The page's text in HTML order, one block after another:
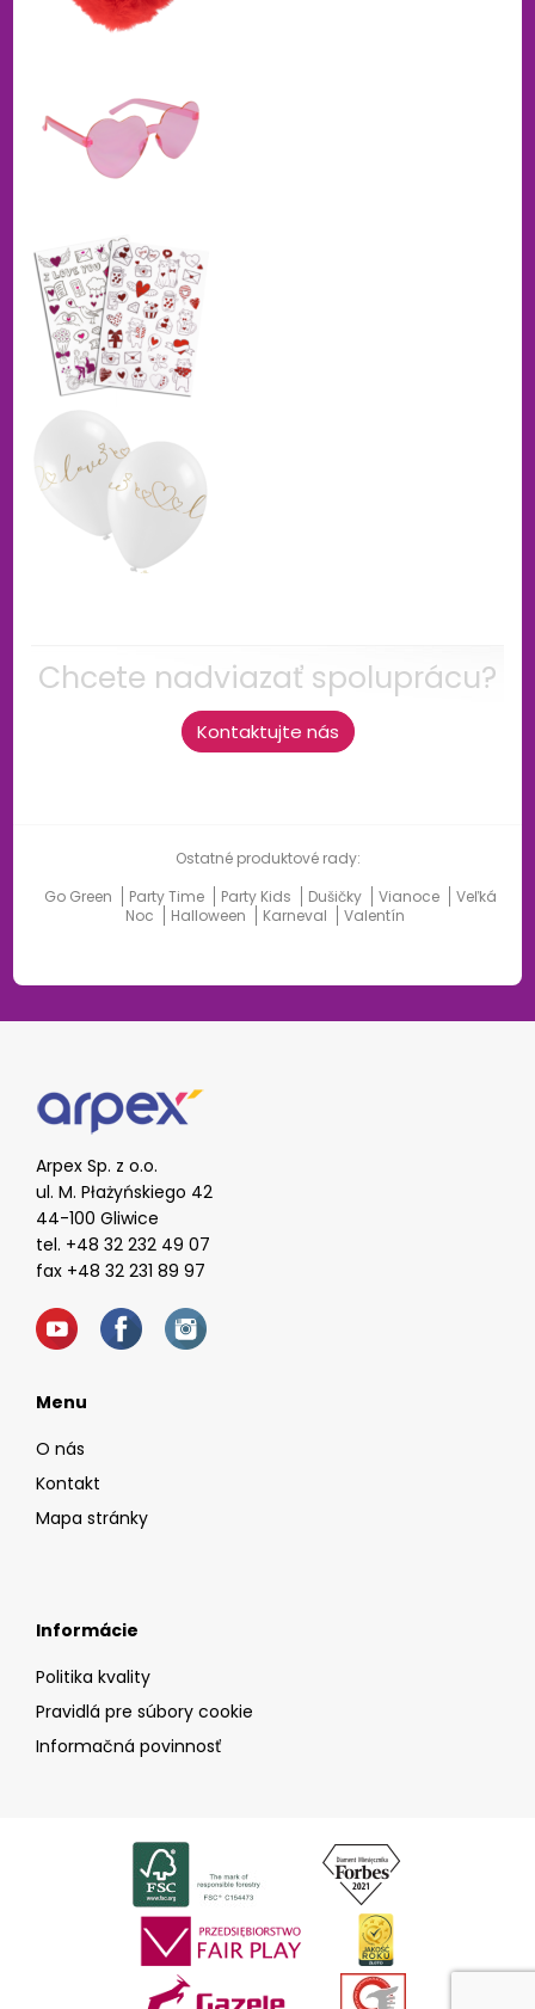
Chcete nadviazať spoluprácu?
Kontaktujte nás
Ostatné produktové rady:
Go Green
Party Time Party Kids Dušičky Vianoce
Veľká
Noc
Halloween Karneval Valentín
Arpex Sp. z o.o.
ul. M. Płażyńskiego 42
44-100 Gliwice
tel. +48 32 232 49 07
fax +48 32 231 89 97
Menu
O nás
Kontakt
Mapa stránky
Informácie
Politika kvality
Pravidlá pre súbory cookie
Informačná povinnosť